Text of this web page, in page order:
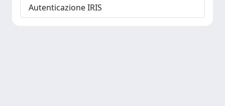
Autenticazione IRIS